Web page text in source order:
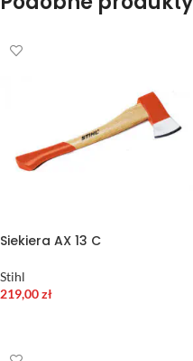
Siekiera AX 13 C
Stihl
219,00zł